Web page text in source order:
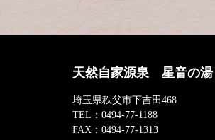
天然自家源泉 星音の湯
埼玉県秩父市下吉田468
TEL： 0494-77-1188
FAX： 0494-77-1313